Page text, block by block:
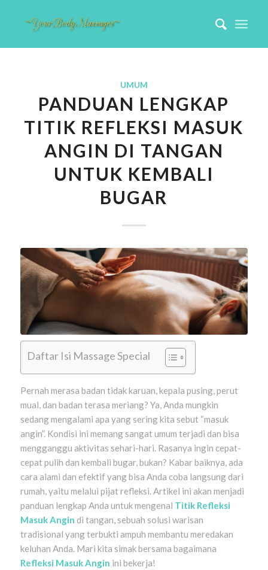
UMUM
PANDUAN LENGKAP
TITIK REFLEKSI MASUK
ANGIN DI TANGAN
UNTUK KEMBALI
BUGAR
Daftar Isi Massage Special
Pernah merasa badan tidak karuan, kepala pusing, perut
mual, dan badan terasa meriang? Ya, Anda mungkin
sedang mengalami apa yang sering kita sebut “masuk
angin”. Kondisi ini memang sangat umum terjadi dan bisa
mengganggu aktivitas sehari-hari. Rasanya ingin cepat-
cepat pulih dan kembali bugar, bukan? Kabar baiknya, ada
cara alami dan efektif yang bisa Anda coba langsung dari
rumah, yaitu melalui pijat refleksi. Artikel ini akan menjadi
panduan lengkap Anda untuk mengenal Titik Refleksi
Masuk Angin di tangan, sebuah solusi warisan
tradisional yang terbukti ampuh membantu meredakan
keluhan Anda. Mari kita simak bersama bagaimana
Refleksi Masuk Angin ini bekerja!